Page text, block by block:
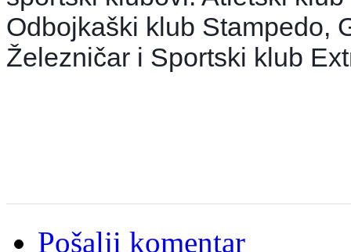
Odbojkaški klub Stampedo,
Železničar i Sportski klub
Pošalji komentar